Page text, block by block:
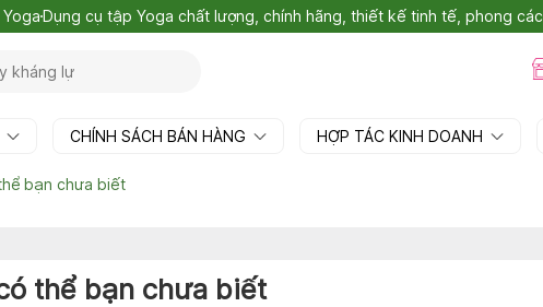
Dụng cụ tập Yoga chất lượng, chính hãng, thiết kế tinh tế, phong
CHÍNH SÁCH BÁN HÀNG HỢP TÁC KINH DOANH
bạn chưa biết
thể bạn chưa biết